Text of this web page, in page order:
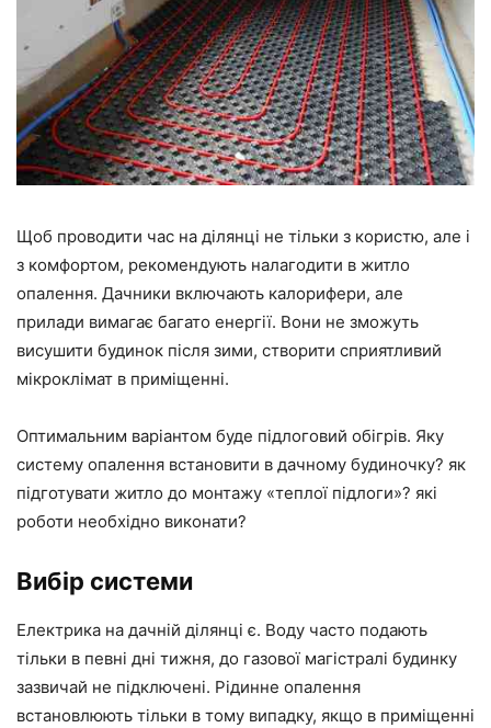
Щоб проводити час на ділянці не тільки з користю, але і
з комфортом, рекомендують налагодити в житло
опалення. Дачники включають калорифери, але
прилади вимагає багато енергії. Вони не зможуть
висушити будинок після зими, створити сприятливий
мікроклімат в приміщенні.
Оптимальним варіантом буде підлоговий обігрів. Яку
систему опалення встановити в дачному будиночку? як
підготувати житло до монтажу «теплої підлоги»? які
роботи необхідно виконати?
Вибір системи
Електрика на дачній ділянці є. Воду часто подають
тільки в певні дні тижня, до газової магістралі будинку
зазвичай не підключені. Рідинне опалення
встановлюють тільки в тому випадку, якщо в приміщенні